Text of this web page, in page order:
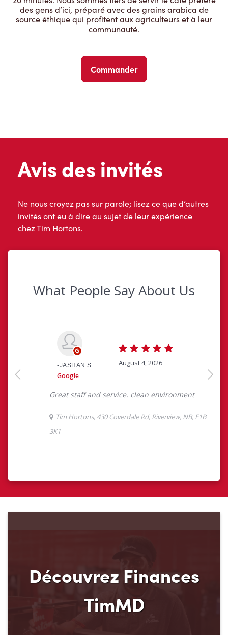
des gens d’ici, préparé avec des grains arabica de
source éthique qui profitent aux agriculteurs et à leur
communauté.
Commander
Avis des invités
Ne nous croyez pas sur parole; lisez ce que d’autres
invités ont eu à dire au sujet de leur expérience
chez Tim Hortons.
Découvrez Finances
TimMD